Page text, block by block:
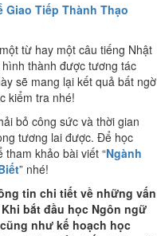
Giao Tiếp Thành Thạo
từ hay một câu tiếng Nhật
thành được tương tác
sẽ mang lại kết quả bất ngờ
kiểm tra nhé!
bỏ công sức và thời gian
tương lai được. Để học
khảo bài viết “Ngành
” nhé!
tin chi tiết về những vấn
bắt đầu học Ngôn ngữ
như kế hoạch học